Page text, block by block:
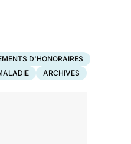
D'HONORAIRES
ARCHIVES